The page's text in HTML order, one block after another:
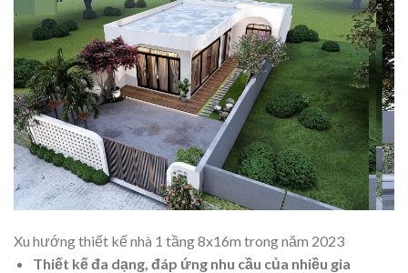
Xu hướng thiết kế nhà 1 tầng 8x16m trong năm 2023
Thiết kế đa dạng, đáp ứng nhu cầu của nhiều gia